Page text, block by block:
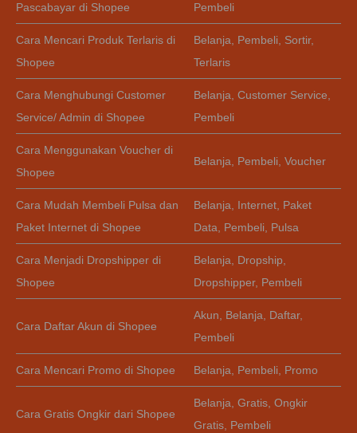
Pascabayar di Shopee
Pembeli
Cara Mencari Produk Terlaris di
Shopee
Belanja, Pembeli, Sortir,
Terlaris
Cara Menghubungi Customer
Service/ Admin di Shopee
Belanja, Customer Service,
Pembeli
Cara Menggunakan Voucher di
Shopee
Belanja, Pembeli, Voucher
Cara Mudah Membeli Pulsa dan
Paket Internet di Shopee
Belanja, Internet, Paket
Data, Pembeli, Pulsa
Cara Menjadi Dropshipper di
Shopee
Belanja, Dropship,
Dropshipper, Pembeli
Cara Daftar Akun di Shopee
Akun, Belanja, Daftar,
Pembeli
Cara Mencari Promo di Shopee Belanja, Pembeli, Promo
Cara Gratis Ongkir dari Shopee
Belanja, Gratis, Ongkir
Gratis, Pembeli